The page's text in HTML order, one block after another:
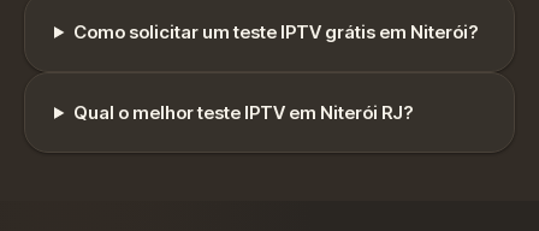
Como solicitar um teste IPTV grátis em Niterói?
Qual o melhor teste IPTV em Niterói RJ?